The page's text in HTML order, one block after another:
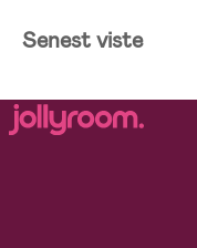
Senest viste